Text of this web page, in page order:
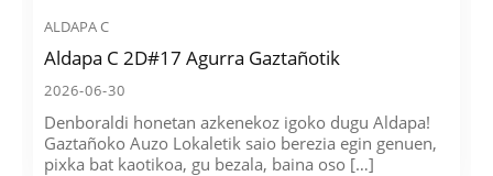
ALDAPA C
Aldapa C 2D#17 Agurra Gaztañotik
2026-06-30
Denboraldi honetan azkenekoz igoko dugu Aldapa!
Gaztañoko Auzo Lokaletik saio berezia egin genuen,
pixka bat kaotikoa, gu bezala, baina oso […]